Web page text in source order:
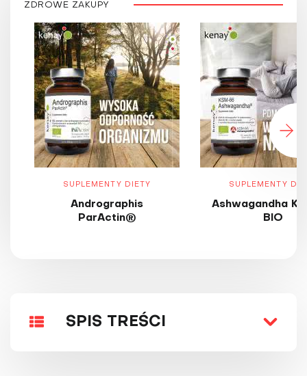
ZDROWE ZAKUPY
SUPLEMENTY DIETY
Andrographis
ParActin®
SUPLEMENTY
Ashwagandha
BIO
SPIS TREŚCI